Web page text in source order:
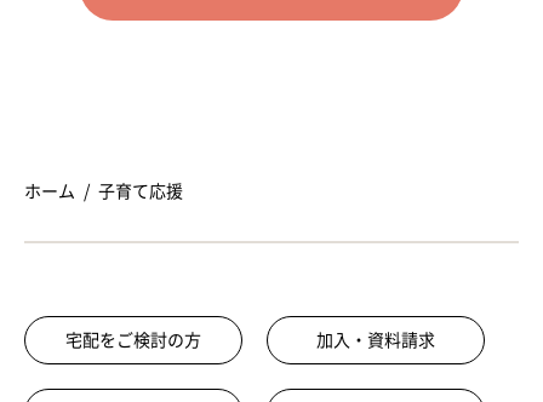
ホーム 子育て応援
宅配をご検討の方 加入・資料請求